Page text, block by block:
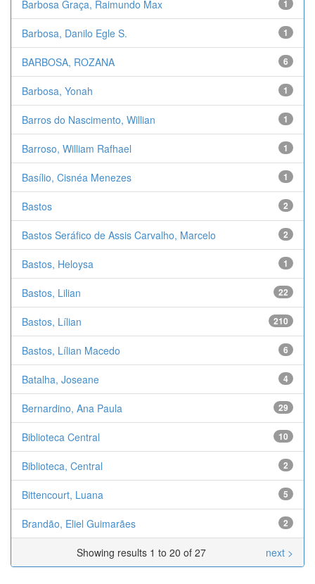
Barbosa Graça, Raimundo Max 1
Barbosa, Danilo Egle S. 1
BARBOSA, ROZANA 6
Barbosa, Yonah 1
Barros do Nascimento, Willian 1
Barroso, William Rafhael 1
Basílio, Cisnéa Menezes 1
Bastos 2
Bastos Seráfico de Assis Carvalho, Marcelo 2
Bastos, Heloysa 1
Bastos, Lilian 22
Bastos, Lílian 210
Bastos, Lílian Macedo 6
Batalha, Joseane 4
Bernardino, Ana Paula 29
Biblioteca Central 10
Biblioteca, Central 2
Bittencourt, Luana 5
Brandão, Eliel Guimarães 2
Showing results 1 to 20 of 27 next >